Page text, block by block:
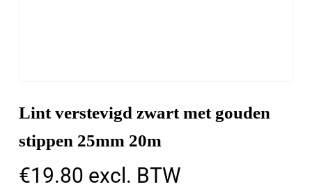
Lint verstevigd zwart met gouden
stippen 25mm 20m
€19.80 excl. BTW